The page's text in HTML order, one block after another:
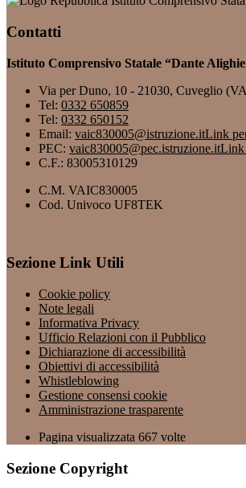
Contatti
Istituto Comprensivo Statale “Dante
Via per Duno, 10 - 21030, Cuveglio
Tel: 0332 650859
Tel: 0332 650152
Email: vaic830005@istruzione.itLink
PEC: vaic830005@pec.istruzione.itLink
C.F.: 83005310129
C.M. VAIC830005
Cod. Univoco UF8TEK
Sezione Link Utili
Cookie policy
Note legali
Informativa Privacy
Ufficio Relazioni con il Pubblico
Dichiarazione di accessibilità
Obiettivi di accessibilità
Whistleblowing
Gestione consensi cookie
Amministrazione trasparente
Pagina visualizzata 667 volte
Sezione Copyright